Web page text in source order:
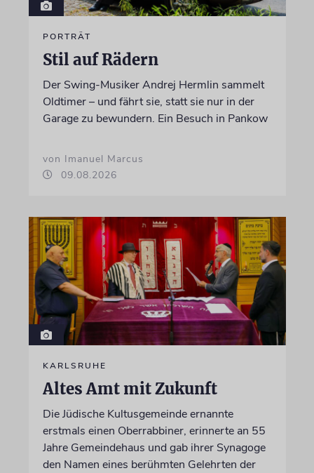
PORTRÄT
Stil auf Rädern
Der Swing-Musiker Andrej Hermlin sammelt
Oldtimer – und fährt sie, statt sie nur in der
Garage zu bewundern. Ein Besuch in Pankow
von Imanuel Marcus
09.08.2026
KARLSRUHE
Altes Amt mit Zukunft
Die Jüdische Kultusgemeinde ernannte
erstmals einen Oberrabbiner, erinnerte an 55
Jahre Gemeindehaus und gab ihrer Synagoge
den Namen eines berühmten Gelehrten der